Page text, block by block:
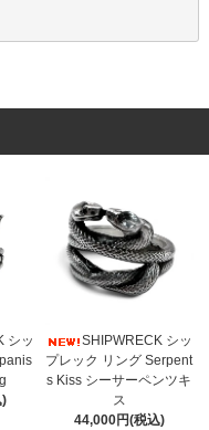
シッ
)
SHIPWRECK シッ
プレック リング Serpent
s Kiss シーサーペンツキ
ス
44,000円(税込)